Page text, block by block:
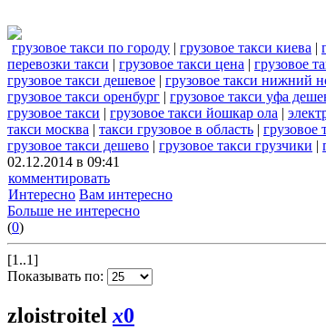
грузовое такси по городу | грузовое такси киева |
перевозки такси | грузовое такси цена | грузовое
грузовое такси дешевое | грузовое такси нижний
грузовое такси оренбург | грузовое такси уфа
грузовое такси | грузовое такси йошкар ола |
такси москва | такси грузовое в область | грузовое
грузовое такси дешево | грузовое такси грузчики |
02.12.2014 в 09:41
комментировать
Интересно Вам интересно
Больше не интересно
(0)
[1..1]
Показывать по:
zloistroitel x0